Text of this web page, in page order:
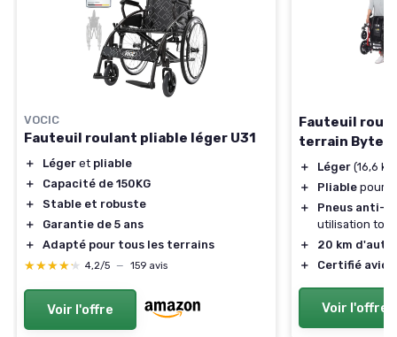
VOCIC
Fauteuil roulant pliable léger U31
＋ Léger et pliable
＋
Capacité de 150KG
＋
Stable et robuste
＋
Garantie de 5 ans
＋
Adapté pour tous les terrains
★★★★★
★★★★★ 4,2/5 — 159 avis
Voir l'offre
Fauteuil
terrain
＋ Léger (16,6
＋
Pliable pour
＋
Pneus anti-
utilisation
＋
20 km
＋
Certifié avion
Voir l'offre